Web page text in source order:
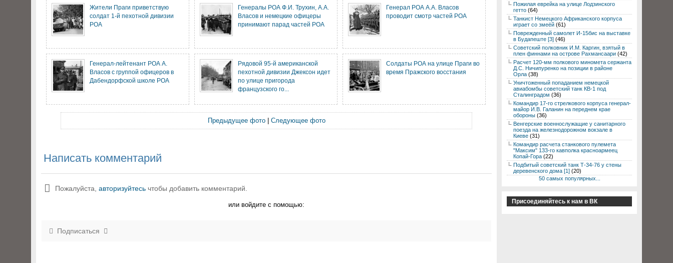
Жители Праги приветствую
солдат 1-й пехотной дивизии
РОА
Генералы РОА Ф.И. Трухин, А.А.
Власов и немецкие офицеры
принимают парад частей РОА
Генерал РОА А.А. Власов
проводит смотр частей РОА
Генерал-лейтенант РОА А.
Власов с группой офицеров в
Дабендорфской школе РОА
Рядовой 95-й американской
пехотной дивизии Джексон идет
по улице пригорода
французского го...
Солдаты РОА на улице Праги во
время Пражского восстания
Предыдущее фото| Следующее фото
Написать комментарий
Пожалуйста, авторизуйтесь чтобы добавить комментарий.
или войдите с помощью:
Подписаться
Пожилая еврейка на улице Лодзинского
гетто (64)
Танкист Немецкого Африканского корпуса
играет со змеёй (61)
Поврежденный самолет И-15бис на выставке
в Будапеште [3] (46)
Советский полковник И.М. Каргин, взятый в
плен финнами на острове Рахмансаари (42)
Расчет 120-мм полкового миномета сержанта
Д.С. Ничипуренко на позиции в районе
Орла (38)
Уничтоженный попаданием немецкой
авиабомбы советский танк КВ-1 под
Сталинградом (36)
Командир 17-го стрелкового корпуса генерал-
майор И.В. Галанин на переднем крае
обороны (36)
Венгерские военнослужащие у санитарного
поезда на железнодорожном вокзале в
Киеве (31)
Командир расчета станкового пулемета
"Максим" 133-го кавполка красноармеец
Копай-Гора (22)
Подбитый советский танк Т-34-76 у стены
деревенского дома [1] (20)
50 самых популярных...
Присоединяйтесь к нам в ВК